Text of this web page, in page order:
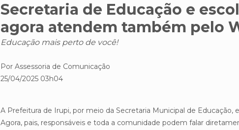
Secretaria de Educação e
agora atendem também pelo
Educação mais perto de você!
Por Assessoria de Comunicação
25/04/2025 03h04
A Prefeitura de Irupi, por meio da Secretaria Municipal de Educação,
Agora, pais, responsáveis e toda a comunidade podem falar